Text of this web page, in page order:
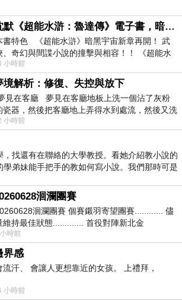
自明末四大高僧之一的蕅
撰述的《成唯識論觀心法
偈語精煉地描繪了大乘佛
完整次第與核心境界。
融合了「修心方法」、
與「解脫成佛」的關鍵階
家深入探討，讓各位清楚
入方便門：修行首重調伏
，收攝妄想（如禪宗或念
這是契入一切修行法門的
行方便。
沈默《超能水滸：魯達傳》電子書，暗黑宇宙新章，一一五年八月璀璨上架！
書特色 《超能水滸》暗黑宇宙新章再開！ 武
、奇幻與間諜小說的撞擊與相容！！ 《超能水
》系列第四部變幻登場
小時前
境解析：修復、失控與放下
見在客廳 夢見在客廳地板上洗一個沾了灰粉
瓷器，然後把客廳地上弄得水到處流，然後又洗
頂棒球潮帽，後來發現帽
小時前
找還有在聯絡的大學教授。看她介紹教小說的
弟妹能手把手的教如何寫小說。我們那時可是
洄瀾團賽
洄瀾團賽 個賽鎩羽寄望團賽............ 儘
維持最佳狀態............. 首役對陣新北金
............. 跨境群
時前
界感
流汗、 會讓人更想靠近的女孩。 上禮拜，
小時前